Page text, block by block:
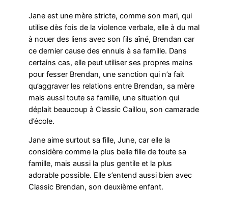
Jane est une mère stricte, comme son mari, qui
utilise dès fois de la violence verbale, elle à du mal
à nouer des liens avec son fils aîné, Brendan car
ce dernier cause des ennuis à sa famille. Dans
certains cas, elle peut utiliser ses propres mains
pour fesser Brendan, une sanction qui n’a fait
qu’aggraver les relations entre Brendan, sa mère
mais aussi toute sa famille, une situation qui
déplait beaucoup à Classic Caillou, son camarade
d’école.
Jane aime surtout sa fille, June, car elle la
considère comme la plus belle fille de toute sa
famille, mais aussi la plus gentile et la plus
adorable possible. Elle s’entend aussi bien avec
Classic Brendan, son deuxième enfant.